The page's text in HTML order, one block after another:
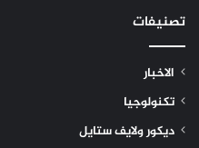
تصنيفات
الاخبار
تكنولوجيا
ديكور ولايف ستايل